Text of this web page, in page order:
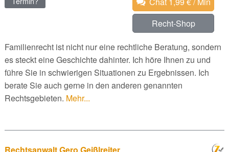
Recht-Shop
Familienrecht ist nicht nur eine rechtliche Beratung, sondern
es steckt eine Geschichte dahinter. Ich höre Ihnen zu und
führe Sie in schwierigen Situationen zu Ergebnissen. Ich
berate Sie auch gerne in den anderen genannten
Rechtsgebieten. Mehr...
Rechtsanwalt Gero Geißlreiter